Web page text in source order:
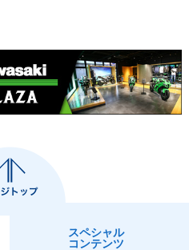
スペシャル
コンテンツ